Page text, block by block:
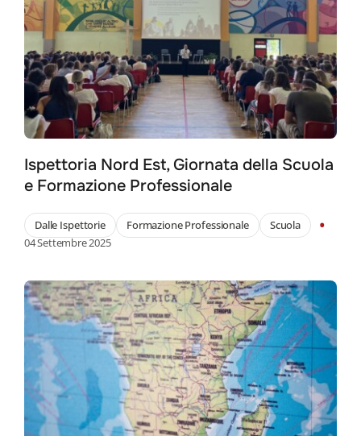
Ispettoria Nord Est, Giornata della Scuola
e Formazione Professionale
Dalle Ispettorie Formazione Professionale Scuola •
04 Settembre 2025